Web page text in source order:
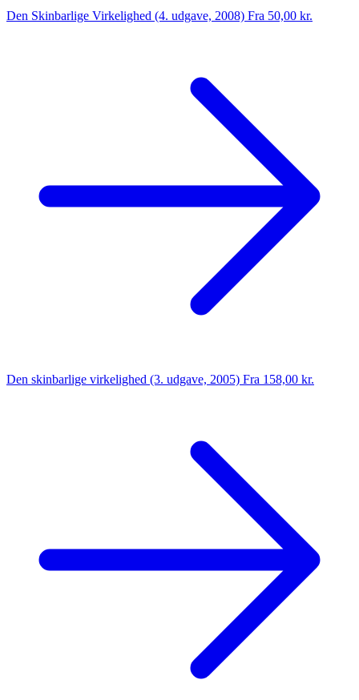
Den Skinbarlige Virkelighed (4. udgave, 2008) Fra 50,00 kr.
Den skinbarlige virkelighed (3. udgave, 2005) Fra 158,00 kr.